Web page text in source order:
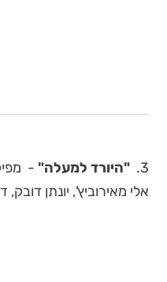
3. "היורד למעלה" -
אלי מאירוביץ', יונתן דובק,